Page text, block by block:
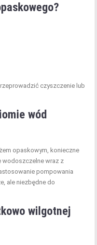
czyszczenie lub
wód
opaskowym, konieczne
wodoszczelne wraz z
pompowania
ale niezbędne do
wilgotnej